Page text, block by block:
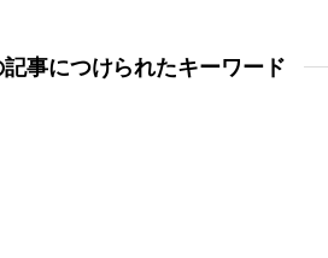
記事につけられたキーワード